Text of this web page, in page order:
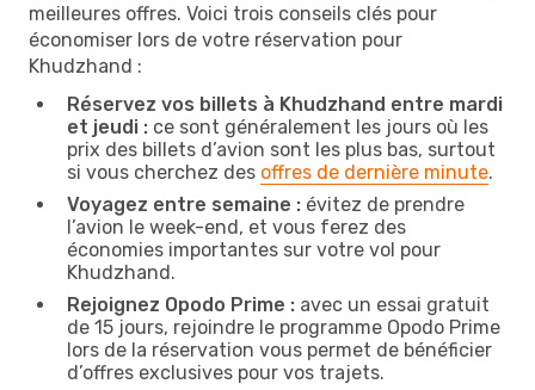
meilleures offres. Voici trois conseils clés pour
économiser lors de votre réservation pour
Khudzhand :
Réservez vos billets à Khudzhand entre mardi
et jeudi : ce sont généralement les jours où les
prix des billets d’avion sont les plus bas, surtout
si vous cherchez des offres de dernière minute.
Voyagez entre semaine : évitez de prendre
l’avion le week-end, et vous ferez des
économies importantes sur votre vol pour
Khudzhand.
Rejoignez Opodo Prime : avec un essai gratuit
de 15 jours, rejoindre le programme Opodo Prime
lors de la réservation vous permet de bénéficier
d’offres exclusives pour vos trajets.